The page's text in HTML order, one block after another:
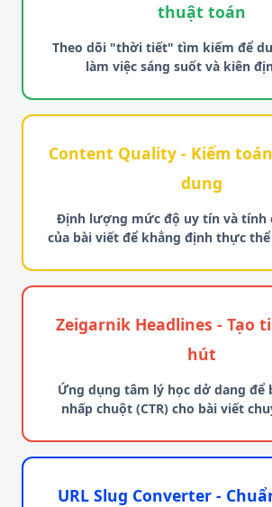
thuật toán
Theo dõi "thời tiết" tìm kiếm để
làm việc sáng suốt và kiên
Content Quality - Kiểm
dung
Định lượng mức độ uy tín và tính
của bài viết để khẳng định thực
Zeigarnik Headlines - Tạo
hút
Ứng dụng tâm lý học dở dang
nhấp chuột (CTR) cho bài viết
URL Slug Converter -